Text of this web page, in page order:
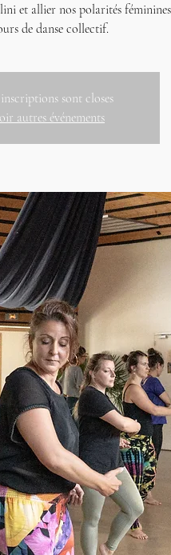
et allier nos polarités
de danse collectif.
inscriptions sont closes
autres événements